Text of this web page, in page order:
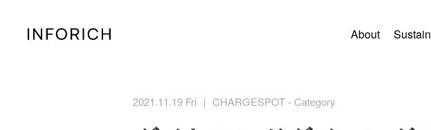
About
2021.11.19 Fri ｜ CHARGESPOT - Category